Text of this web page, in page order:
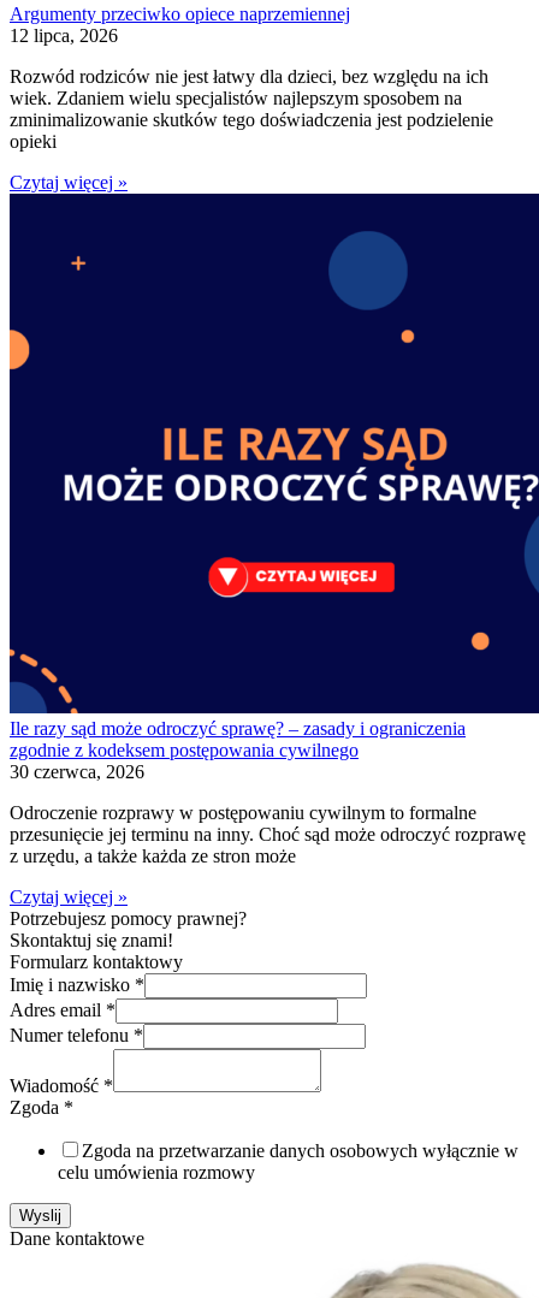
Argumenty przeciwko opiece naprzemiennej
12 lipca, 2026
Rozwód rodziców nie jest łatwy dla dzieci, bez względu na ich
wiek. Zdaniem wielu specjalistów najlepszym sposobem na
zminimalizowanie skutków tego doświadczenia jest podzielenie
opieki
Czytaj więcej »
Ile razy sąd może odroczyć sprawę? – zasady i ograniczenia
zgodnie z kodeksem postępowania cywilnego
30 czerwca, 2026
Odroczenie rozprawy w postępowaniu cywilnym to formalne
przesunięcie jej terminu na inny. Choć sąd może odroczyć rozprawę
z urzędu, a także każda ze stron może
Czytaj więcej »
Potrzebujesz pomocy prawnej?
Skontaktuj się znami!
Formularz kontaktowy
Imię i nazwisko *
Adres email *
Numer telefonu *
Wiadomość *
Zgoda *
Zgoda na przetwarzanie danych osobowych wyłącznie w
celu umówienia rozmowy
Wyslij
Dane kontaktowe